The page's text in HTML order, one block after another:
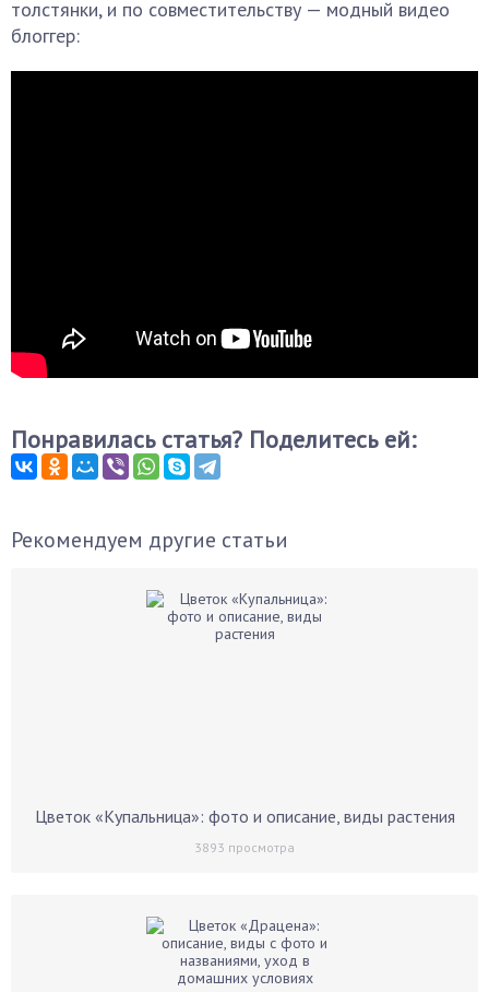
толстянки, и по совместительству — модный видео
блоггер:
Понравилась статья? Поделитесь ей:
Рекомендуем другие статьи
Цветок «Купальница»: фото и описание, виды растения
3893 просмотра